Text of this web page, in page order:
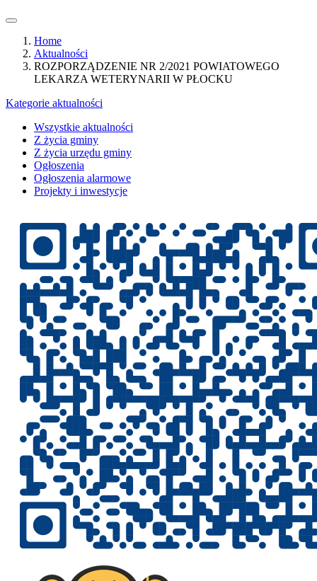
Home
Aktualności
ROZPORZĄDZENIE NR 2/2021 POWIATOWEGO
LEKARZA WETERYNARII W PŁOCKU
Kategorie aktualności
Wszystkie aktualności
Z życia gminy
Z życia urzędu gminy
Ogłoszenia
Ogłoszenia alarmowe
Projekty i inwestycje